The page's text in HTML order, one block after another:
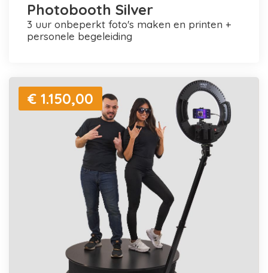
Photobooth Silver
3 uur onbeperkt foto's maken en printen +
personele begeleiding
€ 1.150,00